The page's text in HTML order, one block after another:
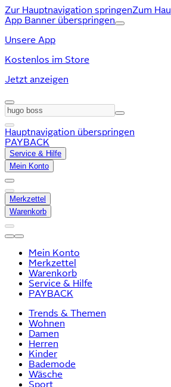
Zur Hauptnavigation springenZum
App Banner überspringen
Unsere App
Kostenlos im Store
Jetzt anzeigen
Hauptnavigation überspringen
PAYBACK
Service & Hilfe
Mein Konto
Merkzettel
Warenkorb
Mein Konto
Merkzettel
Warenkorb
Service & Hilfe
PAYBACK
Trends & Themen
Wohnen
Damen
Herren
Kinder
Bademode
Wäsche
Sport